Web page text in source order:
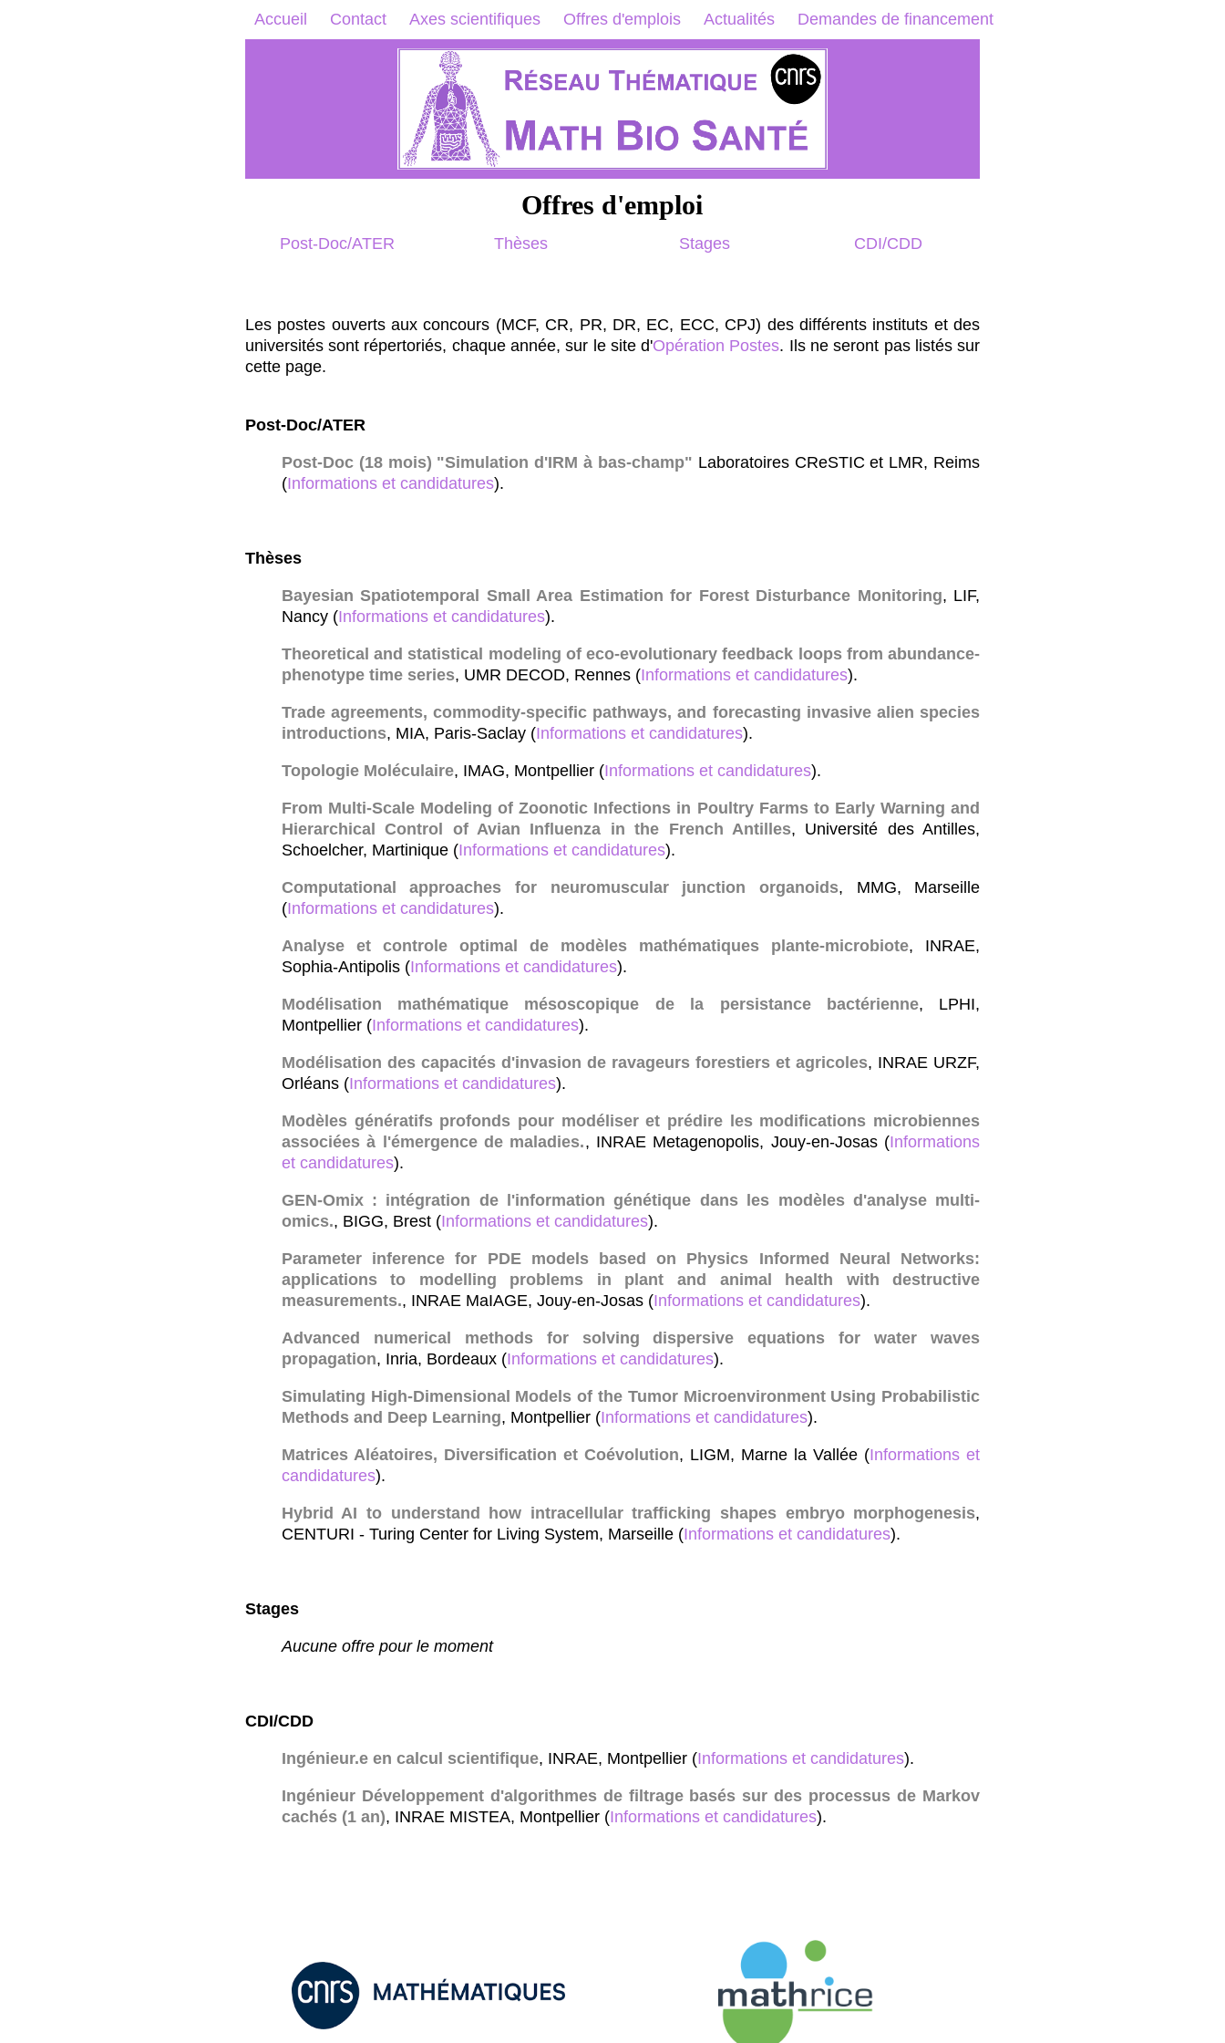
Accueil Contact Axes scientifiques Offres d'emplois Actualités Demandes de financement
Offres d'emploi
Post-Doc/ATER Thèses Stages CDI/CDD
Les postes ouverts aux concours (MCF, CR, PR, DR, EC, ECC, CPJ) des différents instituts et des
universités sont répertoriés, chaque année, sur le site d'Opération Postes. Ils ne seront pas listés sur
cette page.
Post-Doc/ATER
Post-Doc (18 mois) "Simulation d'IRM à bas-champ" Laboratoires CReSTIC et LMR, Reims
(Informations et candidatures).
Thèses
Bayesian Spatiotemporal Small Area Estimation for Forest Disturbance Monitoring, LIF,
Nancy (Informations et candidatures).
Theoretical and statistical modeling of eco-evolutionary feedback loops from abundance-
phenotype time series, UMR DECOD, Rennes (Informations et candidatures).
Trade agreements, commodity-specific pathways, and forecasting invasive alien species
introductions, MIA, Paris-Saclay (Informations et candidatures).
Topologie Moléculaire, IMAG, Montpellier (Informations et candidatures).
From Multi-Scale Modeling of Zoonotic Infections in Poultry Farms to Early Warning and
Hierarchical Control of Avian Influenza in the French Antilles, Université des Antilles,
Schoelcher, Martinique (Informations et candidatures).
Computational approaches for neuromuscular junction organoids, MMG, Marseille
(Informations et candidatures).
Analyse et controle optimal de modèles mathématiques plante-microbiote, INRAE,
Sophia-Antipolis (Informations et candidatures).
Modélisation mathématique mésoscopique de la persistance bactérienne, LPHI,
Montpellier (Informations et candidatures).
Modélisation des capacités d'invasion de ravageurs forestiers et agricoles, INRAE URZF,
Orléans (Informations et candidatures).
Modèles génératifs profonds pour modéliser et prédire les modifications microbiennes
associées à l'émergence de maladies., INRAE Metagenopolis, Jouy-en-Josas (Informations
et candidatures).
GEN-Omix : intégration de l'information génétique dans les modèles d'analyse multi-
omics., BIGG, Brest (Informations et candidatures).
Parameter inference for PDE models based on Physics Informed Neural Networks:
applications to modelling problems in plant and animal health with destructive
measurements., INRAE MaIAGE, Jouy-en-Josas (Informations et candidatures).
Advanced numerical methods for solving dispersive equations for water waves
propagation, Inria, Bordeaux (Informations et candidatures).
Simulating High-Dimensional Models of the Tumor Microenvironment Using Probabilistic
Methods and Deep Learning, Montpellier (Informations et candidatures).
Matrices Aléatoires, Diversification et Coévolution, LIGM, Marne la Vallée (Informations et
candidatures).
Hybrid AI to understand how intracellular trafficking shapes embryo morphogenesis,
CENTURI - Turing Center for Living System, Marseille (Informations et candidatures).
Stages
Aucune offre pour le moment
CDI/CDD
Ingénieur.e en calcul scientifique, INRAE, Montpellier (Informations et candidatures).
Ingénieur Développement d'algorithmes de filtrage basés sur des processus de Markov
cachés (1 an), INRAE MISTEA, Montpellier (Informations et candidatures).